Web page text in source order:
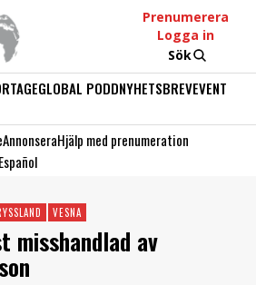
Prenumerera
Logga in
Sök
GLOBAL PODDNYHETSBREVEVENT
AnnonseraHjälp med prenumeration
Español
VESNA
misshandlad av